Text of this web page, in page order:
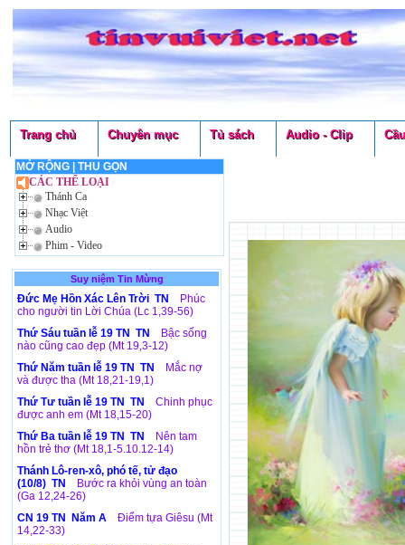
Trang chủ Chuyên mục Tủ sách Audio - Clip
MỞ RỘNG| THU GỌN
CÁC THỂ LOẠI
Thánh Ca
Nhạc Việt
Audio
Phim - Video
Suy niệm Tin Mừng
Đức Mẹ Hồn Xác Lên Trời TN
Phúc
cho người tin Lời Chúa (Lc 1,39-56)
Thứ Sáu tuần lễ 19 TN TN
Bậc sống
nào cũng cao đẹp (Mt 19,3-12)
Thứ Năm tuần lễ 19 TN TN
Mắc nợ
và được tha (Mt 18,21-19,1)
Thứ Tư tuần lễ 19 TN TN
Chinh phục
được anh em (Mt 18,15-20)
Thứ Ba tuần lễ 19 TN TN
Nên tam
hồn trẻ thơ (Mt 18,1-5.10.12-14)
Thánh Lô-ren-xô, phó tế, tử đạo
(10/8) TN
Bước ra khỏi vùng an toàn
(Ga 12,24-26)
CN 19 TN Năm A
Điểm tựa Giêsu (Mt
14,22-33)